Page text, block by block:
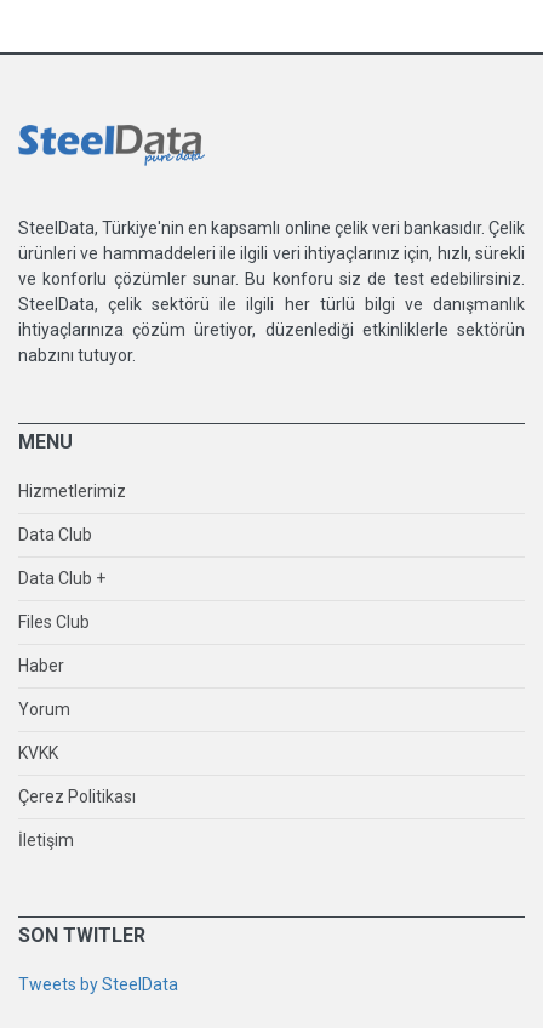
SteelData, Türkiye'nin en kapsamlı online çelik veri bankasıdır. Çelik
ürünleri ve hammaddeleri ile ilgili veri ihtiyaçlarınız için, hızlı, sürekli
ve konforlu çözümler sunar. Bu konforu siz de test edebilirsiniz.
SteelData, çelik sektörü ile ilgili her türlü bilgi ve danışmanlık
ihtiyaçlarınıza çözüm üretiyor, düzenlediği etkinliklerle sektörün
nabzını tutuyor.
MENU
Hizmetlerimiz
Data Club
Data Club +
Files Club
Haber
Yorum
KVKK
Çerez Politikası
İletişim
SON TWITLER
Tweets by SteelData